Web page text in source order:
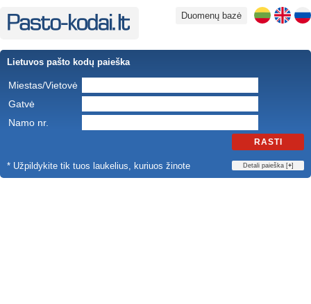
Duomenų bazė
Lietuvos pašto kodų paieška
Miestas/Vietovė
Gatvė
Namo nr.
RASTI
* Užpildykite tik tuos laukelius, kuriuos žinote Detali paieška [+]